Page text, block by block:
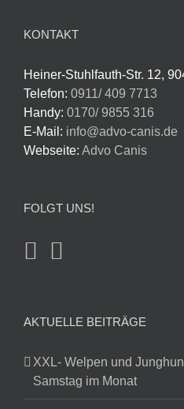
KONTAKT
Heiner-Stuhlfauth-Str. 12,
Telefon: 0911/ 409 7713
Handy: 0170/ 9855 316
E-Mail: info@advo-canis.de
Webseite: Advo Canis
FOLGT UNS!
AKTUELLE BEITRÄGE
XXL- Welpen und
Samstag im Monat